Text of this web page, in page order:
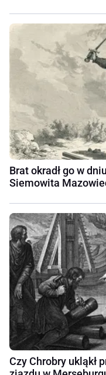
Brat okradł go w
Siemowita
Czy Chrobry ukląkł